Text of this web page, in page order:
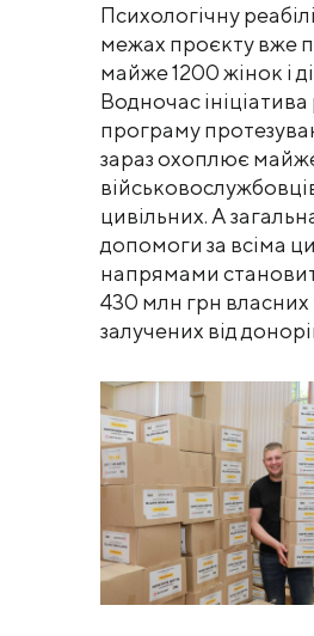
Психологічну
межах проєкту вже
майже 1200 жінок і
Водночас
програму
зараз охоплює
цивільних. А
допомоги за всіма
напрямами
430 млн грн власних
залучених від